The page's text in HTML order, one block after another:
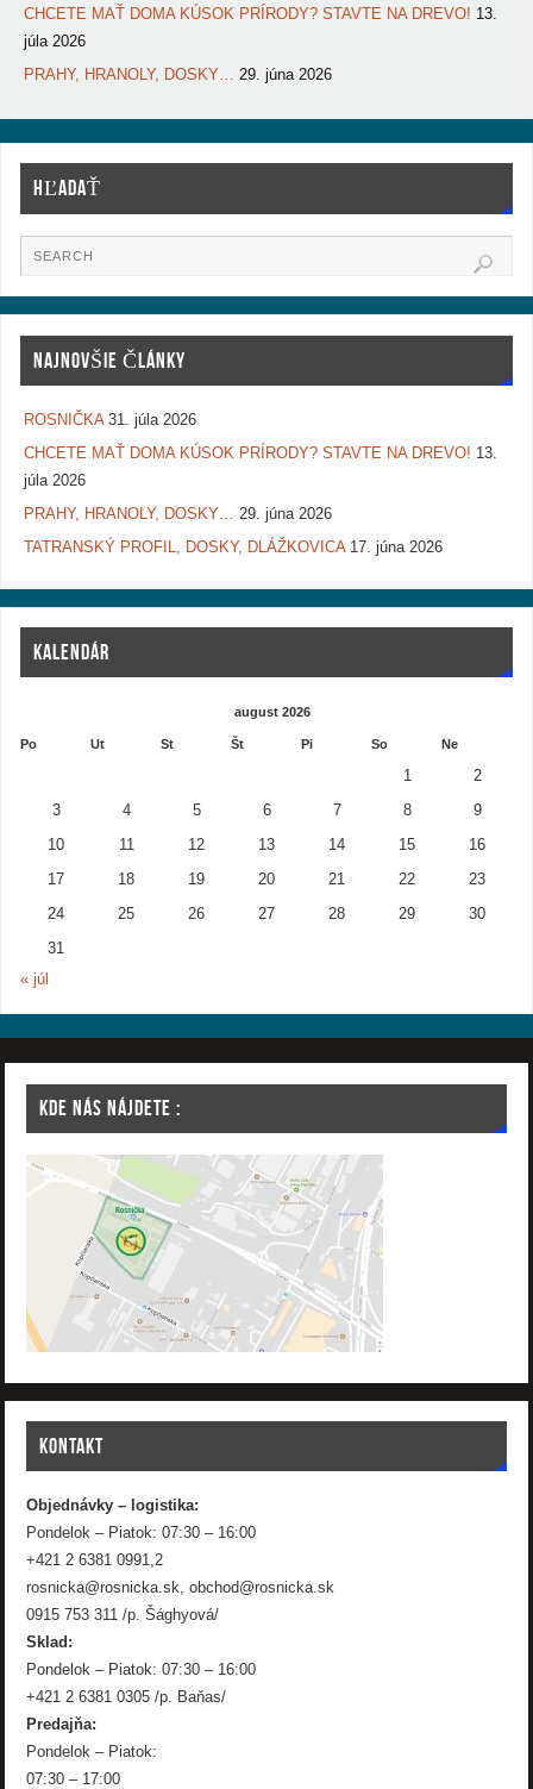
CHCETE MAŤ DOMA KÚSOK PRÍRODY? STAVTE NA DREVO! 13.
júla 2026
PRAHY, HRANOLY, DOSKY… 29. júna 2026
HĽADAŤ
NAJNOVŠIE ČLÁNKY
ROSNIČKA 31. júla 2026
CHCETE MAŤ DOMA KÚSOK PRÍRODY? STAVTE NA DREVO! 13.
júla 2026
PRAHY, HRANOLY, DOSKY… 29. júna 2026
TATRANSKÝ PROFIL, DOSKY, DLÁŽKOVICA 17. júna 2026
KALENDÁR
august 2026
Po Ut St Št Pi So Ne
1 2
3 4 5 6 7 8 9
10 11 12 13 14 15 16
17 18 19 20 21 22 23
24 25 26 27 28 29 30
31
« júl
KDE NÁS NÁJDETE :
KONTAKT
Objednávky – logistika:
Pondelok – Piatok: 07:30 – 16:00
+421 2 6381 0991,2
rosnicka@rosnicka.sk, obchod@rosnicka.sk
0915 753 311 /p. Šághyová/
Sklad:
Pondelok – Piatok: 07:30 – 16:00
+421 2 6381 0305 /p. Baňas/
Predajňa:
Pondelok – Piatok:
07:30 – 17:00